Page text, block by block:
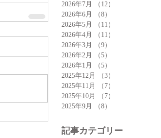
2026年7月
（12）
2026年6月
（8）
2026年5月
（11）
2026年4月
（11）
2026年3月
（9）
2026年2月
（5）
2026年1月
（5）
2025年12月
（3）
2025年11月
（7）
2025年10月
（7）
2025年9月
（8）
記事カテゴリー